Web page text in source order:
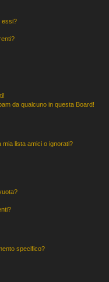
essi?
da qualcuno in questa Board!
lista amici o ignorati?
specifico?